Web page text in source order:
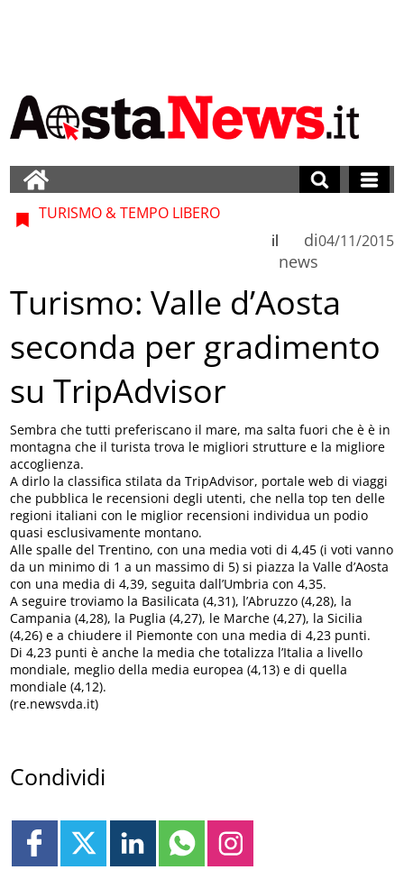
TURISMO & TEMPO LIBERO
di
news
il 04/11/2015
Turismo: Valle d’Aosta
seconda per gradimento
su TripAdvisor
Sembra che tutti preferiscano il mare, ma salta fuori che è è in
montagna che il turista trova le migliori strutture e la migliore
accoglienza.
A dirlo la classifica stilata da TripAdvisor, portale web di viaggi
che pubblica le recensioni degli utenti, che nella top ten delle
regioni italiani con le miglior recensioni individua un podio
quasi esclusivamente montano.
Alle spalle del Trentino, con una media voti di 4,45 (i voti vanno
da un minimo di 1 a un massimo di 5) si piazza la Valle d’Aosta
con una media di 4,39, seguita dall’Umbria con 4,35.
A seguire troviamo la Basilicata (4,31), l’Abruzzo (4,28), la
Campania (4,28), la Puglia (4,27), le Marche (4,27), la Sicilia
(4,26) e a chiudere il Piemonte con una media di 4,23 punti.
Di 4,23 punti è anche la media che totalizza l’Italia a livello
mondiale, meglio della media europea (4,13) e di quella
mondiale (4,12).
(re.newsvda.it)
Condividi